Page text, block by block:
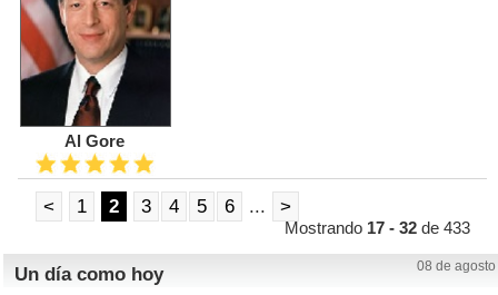
Al Gore
< 1 2 3 4 5 6 ... >
Mostrando 17 - 32 de 433
Un día como hoy 08 de agosto